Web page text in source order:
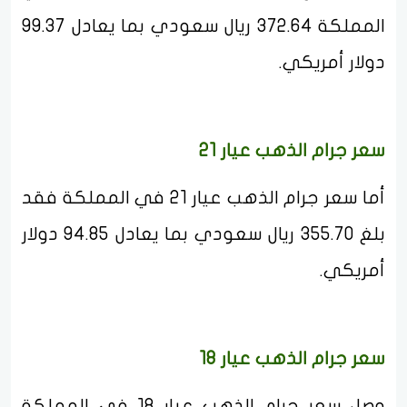
المملكة 372.64 ريال سعودي بما يعادل 99.37
دولار أمريكي.
سعر جرام الذهب عيار 21
أما سعر جرام الذهب عيار 21 في المملكة فقد
بلغ 355.70 ريال سعودي بما يعادل 94.85 دولار
أمريكي.
سعر جرام الذهب عيار 18